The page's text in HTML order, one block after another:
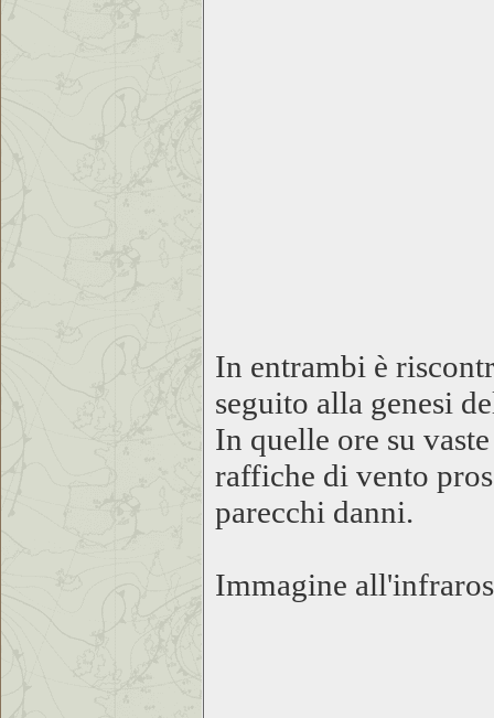
In entrambi è
seguito alla genesi
In quelle ore su
raffiche di vento
parecchi danni.
Immagine